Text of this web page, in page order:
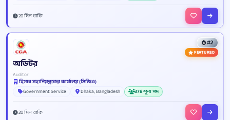
20 দিন বাকি
#2
FEATURED
অডিটর
Auditor
হিসাব মহানিয়ন্ত্রকের কার্যালয় (সিজিএ)
Government Service
Dhaka, Bangladesh 378 শূন্য পদ
20 দিন বাকি